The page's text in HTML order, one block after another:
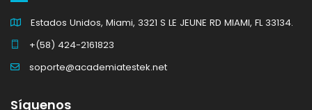
Estados Unidos, Miami, 3321 S LE JEUNE RD MIAMI, FL 33134.
+(58) 424-2161823
soporte@academiatestek.net
Síguenos